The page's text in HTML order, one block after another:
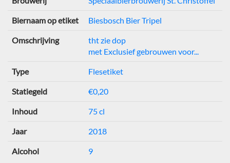
Biernaam op etiket Biesbosch Bier Tripel
Omschrijving
tht zie dop
met Exclusief gebrouwen voor...
Type Flesetiket
Statiegeld €0,20
Inhoud 75 cl
Jaar 2018
Alcohol 9